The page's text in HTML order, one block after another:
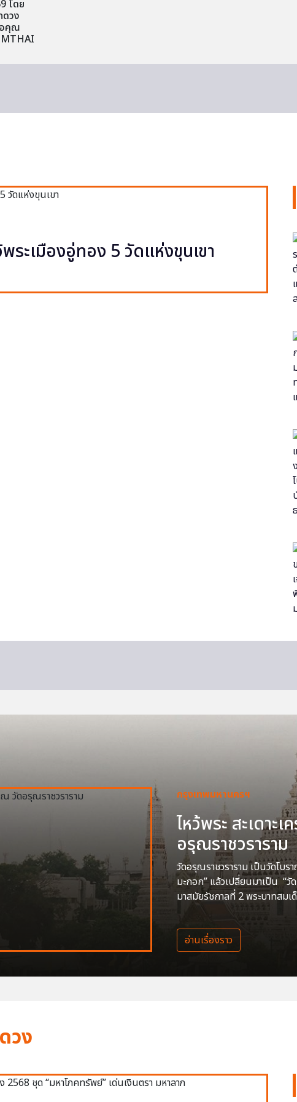
โดย
วง
อคุณ
ระเมืองอู่ทอง 5 วัดแห่งขุนเขา
กรุงเทพมหานครฯ
ไหว้พระ สะเดาะ
อรุณราชวราราม
วัดอรุณราชวราราม เป็นวัดโบ
มะกอก” แล้วเปลี่ยนมาเป็น “วั
มาสมัยรัชกาลที่ 2 พระบาทสมเ
อ่านเรื่องราว
วง